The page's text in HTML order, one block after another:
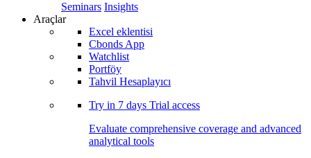
Seminars Insights
Araçlar
Excel eklentisi
Cbonds App
Watchlist
Portföy
Tahvil Hesaplayıcı
Try in 7 days Trial access
Evaluate comprehensive coverage and advanced
analytical tools